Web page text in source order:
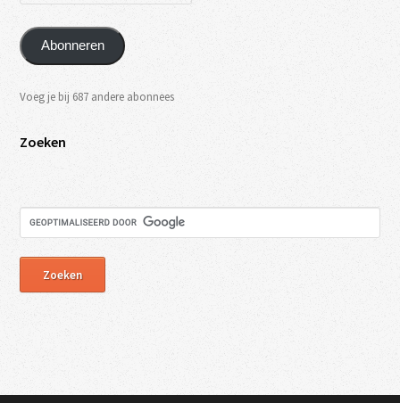
Abonneren
Voeg je bij 687 andere abonnees
Zoeken